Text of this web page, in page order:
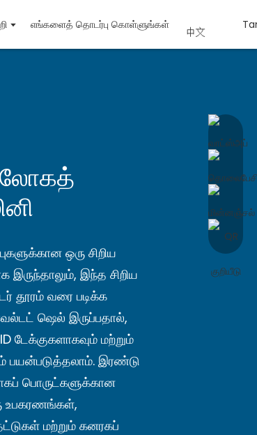
எங்களைத் தொடர்பு கொள்ளுங்கள்
中文
ஒரு சிறிய
இருந்தாலும், இந்த சிறிய
தூரம் வரை படிக்க
ஷெல் இருப்பதால்,
டேக்குகளாகவும் மற்றும்
பயன்படுத்தலாம். இரண்டு
பொருட்களுக்கான
உபகரணங்கள்,
மற்றும் கனரகப்